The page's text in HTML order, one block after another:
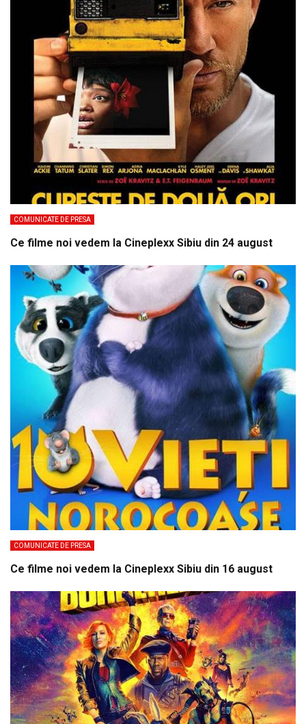
COMUNICATE DE PRESA
Ce filme noi vedem la Cineplexx Sibiu din 24 august
COMUNICATE DE PRESA
Ce filme noi vedem la Cineplexx Sibiu din 16 august